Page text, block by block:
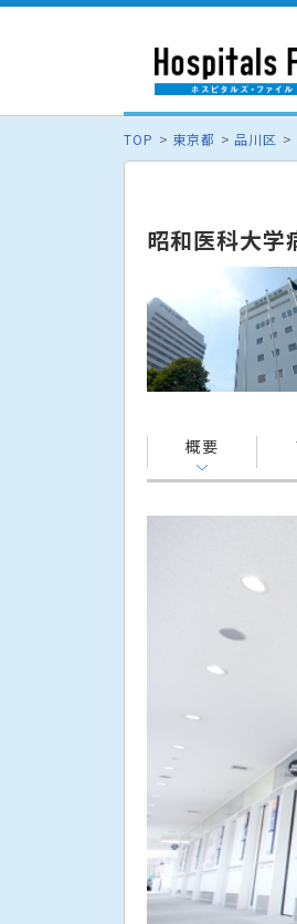
TOP 東京都 品川区
昭和医科大学
概要